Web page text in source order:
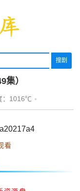
搜剧
集）
：1016℃
看